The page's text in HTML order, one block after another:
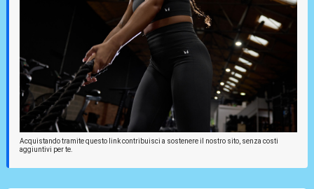
Acquistando tramite questo link contribuisci a sostenere il nostro sito, senza costi
aggiuntivi per te.